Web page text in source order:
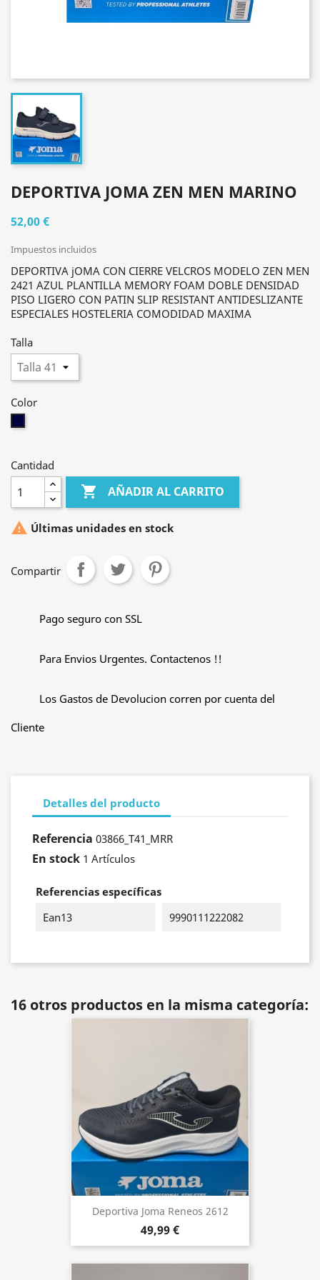
DEPORTIVA JOMA ZEN MEN MARINO
52,00 €
Impuestos incluidos
DEPORTIVA jOMA CON CIERRE VELCROS MODELO ZEN MEN
2421 AZUL PLANTILLA MEMORY FOAM DOBLE DENSIDAD
PISO LIGERO CON PATIN SLIP RESISTANT ANTIDESLIZANTE
ESPECIALES HOSTELERIA COMODIDAD MAXIMA
Talla
Color
Cantidad
 AÑADIR AL CARRITO
 Últimas unidades en stock
Compartir
Pago seguro con SSL
Para Envios Urgentes. Contactenos !!
Los Gastos de Devolucion corren por cuenta del
Cliente
Detalles del producto
Referencia 03866_T41_MRR
En stock 1 Artículos
Referencias específicas
Ean13
9990111222082
16 otros productos en la misma categoría:
Deportiva Joma Reneos 2612
49,99 €